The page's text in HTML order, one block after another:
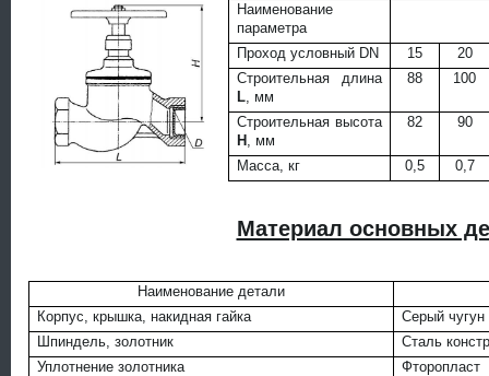
Наименование
параметра
Проход условный DN
15
20
Строительная длина
L, мм
88 100
Строительная высота
H , мм
82 90
Масса, кг 0,5 0,7
Материал основных
Наименование детали
Корпус, крышка, накидная гайка
Серый
Шпиндель, золотник
Сталь
Уплотнение золотника
Фторопласт